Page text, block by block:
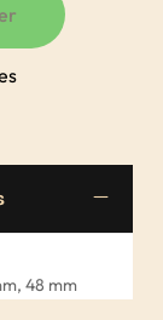
48 mm